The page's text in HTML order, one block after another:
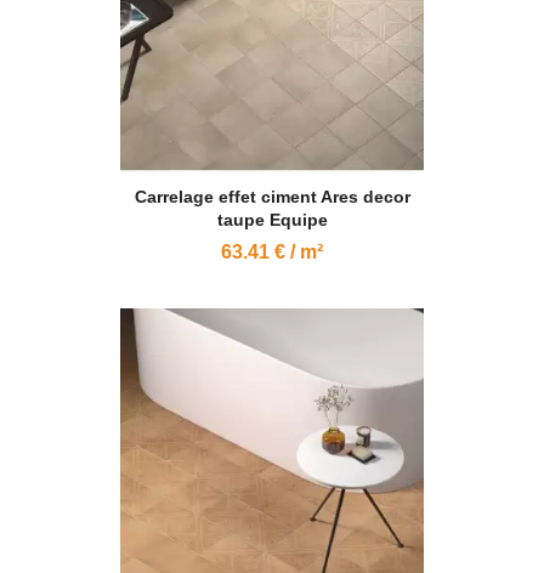
Carrelage effet ciment Ares decor
taupe Equipe
63.41 € / m²